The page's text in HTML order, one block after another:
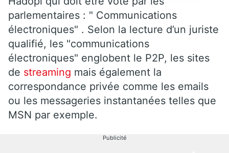
parlementaires : " Communications
électroniques" . Selon la lecture d’un juriste
qualifié, les "communications
électroniques" englobent le P2P, les sites
de streaming mais également la
correspondance privée comme les emails
ou les messageries instantanées telles que
MSN par exemple.
Publicité